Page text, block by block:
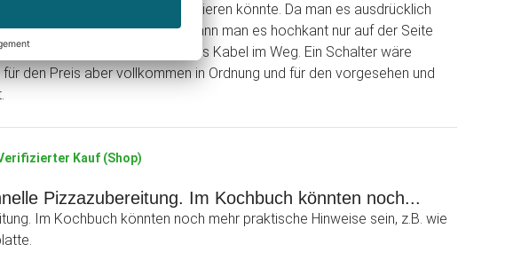
Aufbewahrung miteinander arretieren könnte. Da man es ausdrücklich
das sehr hilfreich. Außerdem kann man es hochkant nur auf der Seite
nach oben abstellen, da ist das Kabel im Weg. Ein Schalter wäre
den Preis aber vollkommen in Ordnung und für den vorgesehen und
Kauf (Shop)
Pizzazubereitung. Im Kochbuch könnten noch...
Im Kochbuch könnten noch mehr praktische Hinweise sein, z.B. wie